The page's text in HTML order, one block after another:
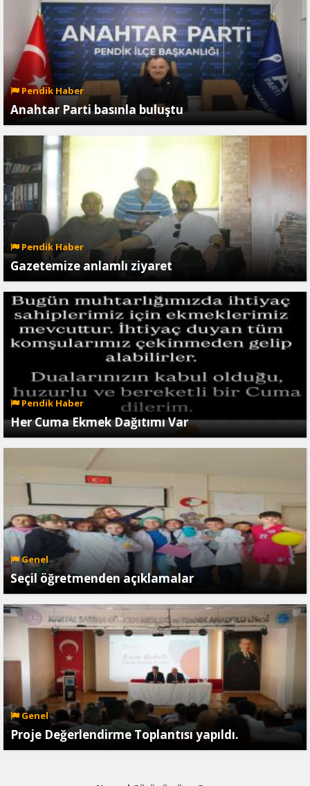
Pendik Haber
Anahtar Parti basınla buluştu
Pendik Haber
Gazetemize anlamlı ziyaret
Pendik Haber
Her Cuma Ekmek Dağıtımı Var
Genel
Seçil öğretmenden açıklamalar
Genel
Proje Değerlendirme Toplantısı yapıldı.